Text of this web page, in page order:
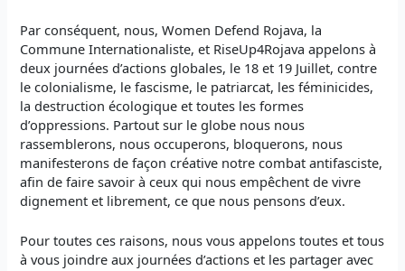
Par conséquent, nous, Women Defend Rojava, la
Commune Internationaliste, et RiseUp4Rojava appelons à
deux journées d’actions globales, le 18 et 19 Juillet, contre
le colonialisme, le fascisme, le patriarcat, les féminicides,
la destruction écologique et toutes les formes
d’oppressions. Partout sur le globe nous nous
rassemblerons, nous occuperons, bloquerons, nous
manifesterons de façon créative notre combat antifasciste,
afin de faire savoir à ceux qui nous empêchent de vivre
dignement et librement, ce que nous pensons d’eux.
Pour toutes ces raisons, nous vous appelons toutes et tous
à vous joindre aux journées d’actions et les partager avec